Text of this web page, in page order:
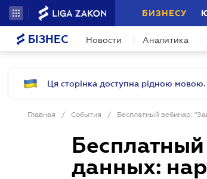
БИЗНЕСУ
БІЗНЕС Новости Аналитика
Ця сторінка доступна рідною мовою.
Главная / События /
данных: